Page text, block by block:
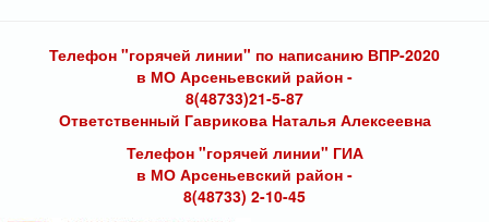
Телефон "горячей линии" по написанию ВПР-2020
в МО Арсеньевский район -
8(48733)21-5-87
Ответственный Гаврикова Наталья Алексеевна
Телефон "горячей линии" ГИА
в МО Арсеньевский район -
8(48733) 2-10-45